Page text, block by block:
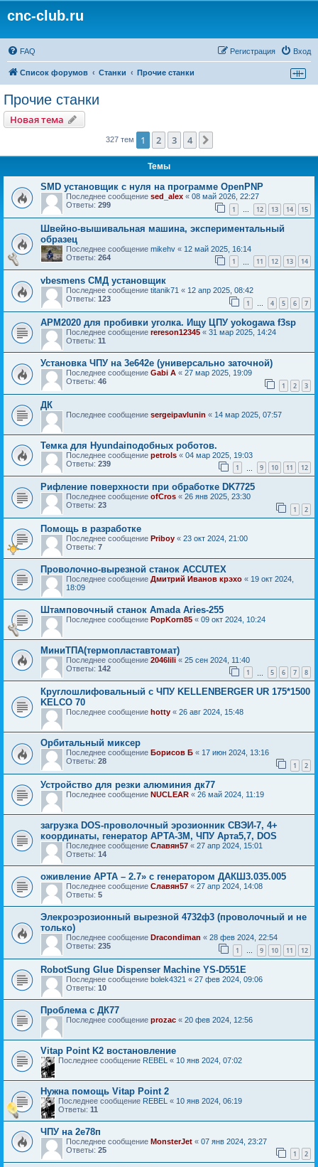
cnc-club.ru
FAQ Вход
Регистрация
Список форумов Станки Прочие станки
Прочие станки
Новая тема
327 тем 1 2 3 4
Темы
SMD установщик c нуля на программе OpenPNP
Последнее сообщение sed_alex « 08 май 2026, 22:27
Ответы: 299 1 … 12 13 14 15
Швейно-вышивальная машина, экспериментальный
образец
Последнее сообщение mikehv « 12 май 2025, 16:14
Ответы: 264 1 11 12 13 14
vbesmens СМД установщик
Последнее сообщение titanik71 « 12 апр 2025, 08:42
Ответы: 123 1 … 4 5 6 7
APM2020 для пробивки уголка. Ищу ЦПУ yokogawa f3sp
Последнее сообщение rereson12345 « 31 мар 2025, 14:24
Ответы: 11
Установка ЧПУ на 3е642е (универсально заточной)
Последнее сообщение Gabi A « 27 мар 2025, 19:09
Ответы: 46 1 2 3
ДК
Последнее сообщение sergeipavlunin « 14 мар 2025, 07:57
Темка для Hyundaiподобных роботов.
Последнее сообщение petrols « 04 мар 2025, 19:03
Ответы: 239 1 9 10 11 12
Рифление поверхности при обработке DK7725
Последнее сообщение ofCros « 26 янв 2025, 23:30
Ответы: 23 1 2
Помощь в разработке
Последнее сообщение Priboy « 23 окт 2024, 21:00
Ответы: 7
Проволочно-вырезной станок ACCUTEX
Последнее сообщение Дмитрий Иванов крэхо « 19 окт 2024,
18:09
Штамповочный станок Amada Aries-255
Последнее сообщение PopKorn85 « 09 окт 2024, 10:24
МиниТПА(термопластавтомат)
Последнее сообщение 2046lili « 25 сен 2024, 11:40
Ответы: 142 1 5 6 7 8
Круглошлифовальный с ЧПУ KELLENBERGER UR 175*1500
KELCO 70
Последнее сообщение hotty « 26 авг 2024, 15:48
Орбитальный миксер
Последнее сообщение Борисов Б « 17 июн 2024, 13:16
Ответы: 28 1 2
Устройство для резки алюминия дк77
Последнее сообщение NUCLEAR « 26 май 2024, 11:19
загрузка DOS-проволочный эрозионник СВЭИ-7, 4+
координаты, генератор АРТА-3М, ЧПУ Арта5,7, DOS
Последнее сообщение Славян57 « 27 апр 2024, 15:01
Ответы: 14
оживление АРТА – 2.7» с генератором ДАКШ3.035.005
Последнее сообщение Славян57 « 27 апр 2024, 14:08
Ответы: 5
Элекроэрозионный вырезной 4732ф3 (проволочный и не
только)
Последнее сообщение Dracondiman « 28 фев 2024, 22:54
Ответы: 235 1 … 9 10 11 12
RobotSung Glue Dispenser Machine YS-D551E
Последнее сообщение bolek4321 « 27 фев 2024, 09:06
Ответы: 10
Проблема с ДК77
Последнее сообщение prozac « 20 фев 2024, 12:56
Vitap Point K2 востановление
Последнее сообщение REBEL « 10 янв 2024, 07:02
Нужна помощь Vitap Point 2
Последнее сообщение REBEL « 10 янв 2024, 06:19
Ответы: 11
ЧПУ на 2е78п
Последнее сообщение MonsterJet « 07 янв 2024, 23:27
Ответы: 25 1 2